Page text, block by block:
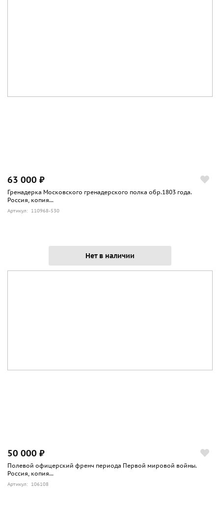
63 000 ₽
Гренадерка Московского гренадерского полка обр.1803 года.
Россия, копия...
Артикул: 110968-530
Нет в наличии
50 000 ₽
Полевой офицерский френч периода Первой мировой войны.
Россия, копия...
Артикул: 106108